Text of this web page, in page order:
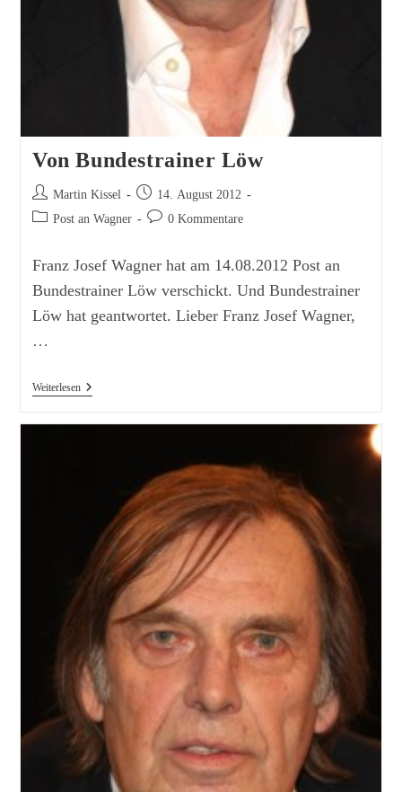
Von Bundestrainer Löw
Beitrags-
Autor:
Martin Kissel
Beitrag
veröffentlicht:
14. August 2012
Beitrags-
Post an Wagner
Beitrags-0 Kommentare
Franz Josef Wagner hat am 14.08.2012 Post an
Bundestrainer Löw verschickt. Und Bundestrainer
Löw hat geantwortet. Lieber Franz Josef Wagner,
…
WeiterlesenVon